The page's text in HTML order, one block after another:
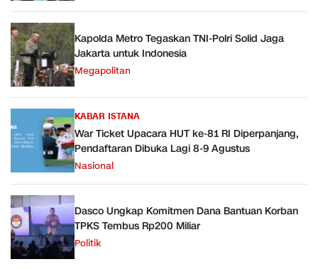
Kapolda Metro Tegaskan TNI-Polri Solid Jaga
Jakarta untuk Indonesia
Megapolitan
KABAR ISTANA
War Ticket Upacara HUT ke-81 RI Diperpanjang,
Pendaftaran Dibuka Lagi 8-9 Agustus
Nasional
Dasco Ungkap Komitmen Dana Bantuan Korban
TPKS Tembus Rp200 Miliar
Politik